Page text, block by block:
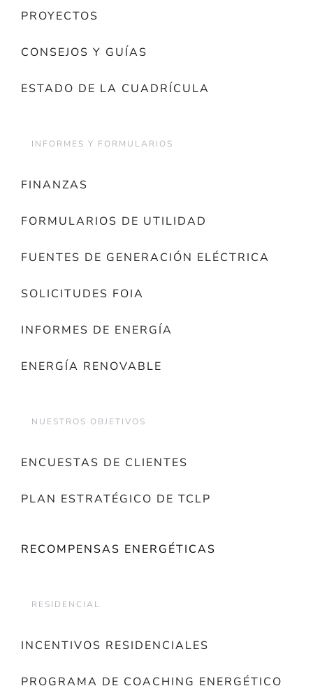
PROYECTOS
CONSEJOS Y GUÍAS
ESTADO DE LA CUADRÍCULA
INFORMES Y FORMULARIOS
FINANZAS
FORMULARIOS DE UTILIDAD
FUENTES DE GENERACIÓN ELÉCTRICA
SOLICITUDES FOIA
INFORMES DE ENERGÍA
ENERGÍA RENOVABLE
NUESTROS OBJETIVOS
ENCUESTAS DE CLIENTES
PLAN ESTRATÉGICO DE TCLP
RECOMPENSAS ENERGÉTICAS
RESIDENCIAL
INCENTIVOS RESIDENCIALES
PROGRAMA DE COACHING ENERGÉTICO